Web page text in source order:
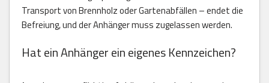
Transport von Brennholz oder Gartenabfällen – endet die
Befreiung, und der Anhänger muss zugelassen werden.
Hat ein Anhänger ein eigenes Kennzeichen?